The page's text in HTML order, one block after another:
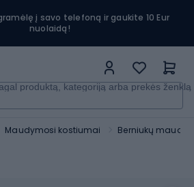
į savo telefoną ir gaukite 10 Eur
nuolaidą!
produktą, kategoriją arba prekės ženklą
Maudymosi kostiumai Berniukų